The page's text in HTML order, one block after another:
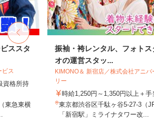
ススタ
ス
格所持
東急東横
振袖・袴レンタル、フォトス
オの運営スタッ...
KIMONO＆ 新宿店／株式会社アニバ
リー
時給1,250円～1,350円以上＋手
東京都渋谷区千駄ヶ谷5-27-3（
「新宿駅」ミライナタワー改...